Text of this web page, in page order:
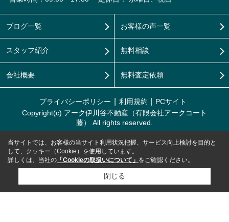
ブログ一覧
スタッフ紹介
会社概要
お客様の声一覧
無料相談
無料査定依頼
プライバシーポリシー 利用規約
PCサイト
Copyright(c) アーク伊川谷不動産（有限会社アークコート
藤） All rights reserved.
当サイトでは、お客様の当サイト利用状況把握、サービス向上検討を目的と
して、クッキー（Cookie）を使用しています。
詳しくは、当社の 「Cookieの取扱いについて」 をご確認ください。
閉じる